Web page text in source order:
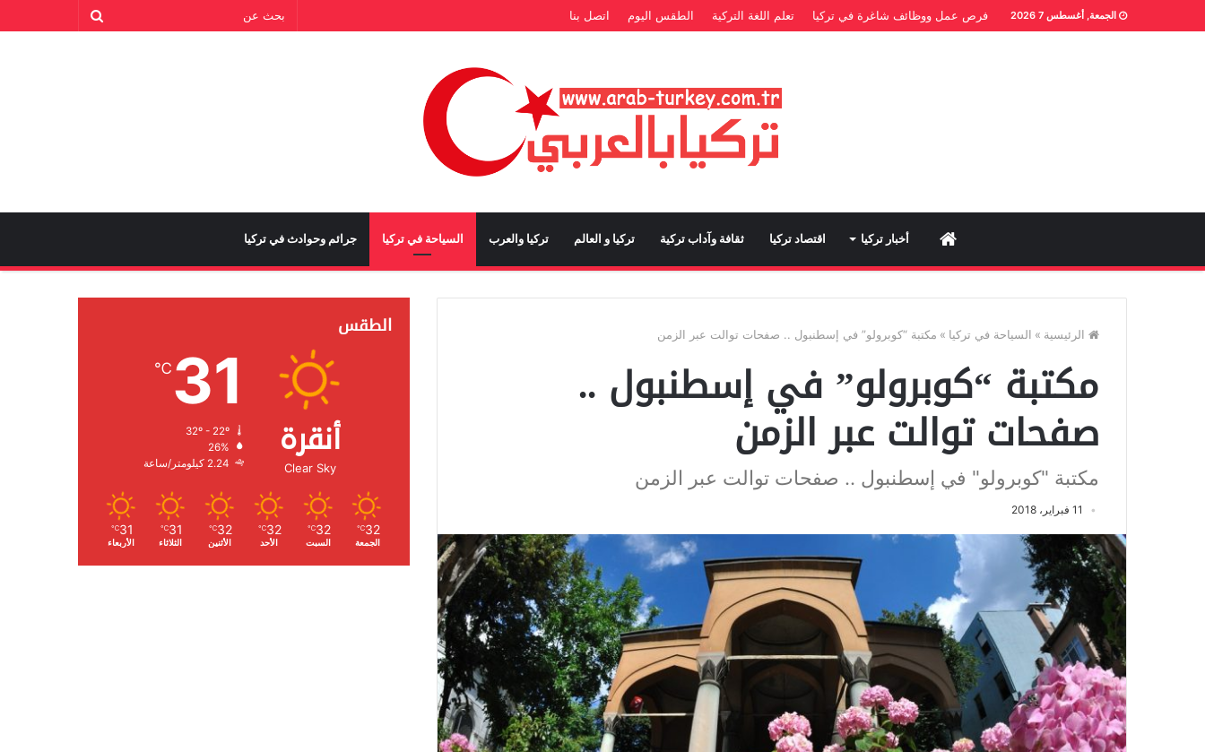
الجمعة, أغسطس 7 2026 فرص عمل ووظائف شاغرة في تركيا تعلم اللغة التركية الطقس اليوم اتصل بنا
Home أخبار تركيا اقتصاد تركيا ثقافة وآداب تركية تركيا و العالم تركيا والعرب السياحة في تركيا جرائم وحوادث في تركيا
الرئيسية » السياحة في تركيا » مكتبة “كوبرولو” في إسطنبول .. صفحات توالت عبر الزمن
مكتبة “كوبرولو” في إسطنبول ..
صفحات توالت عبر الزمن
مكتبة "كوبرولو" في إسطنبول .. صفحات توالت عبر الزمن
11 فبراير، 2018
الطقس
أنقرة
Clear Sky
31
℃
الرطوبة:
الرياح:
32
℃
الجمعة
32
℃
السبت
32
℃
الأحد
32
℃
الأثنين
31
℃
الثلاثاء
31
℃
الأربعاء